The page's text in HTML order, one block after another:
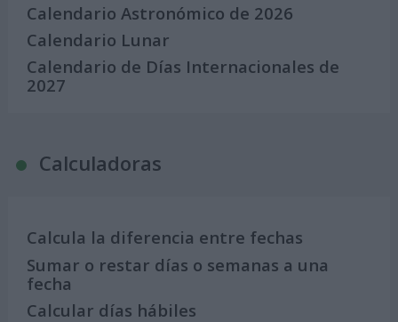
Calendario Astronómico de 2026
Calendario Lunar
Calendario de Días Internacionales de
2027
Calculadoras
Calcula la diferencia entre fechas
Sumar o restar días o semanas a una
fecha
Calcular días hábiles